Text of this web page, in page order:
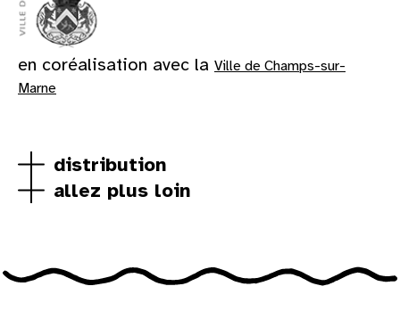
en coréalisation avec la Ville de Champs-sur-
Marne
distribution
allez plus loin